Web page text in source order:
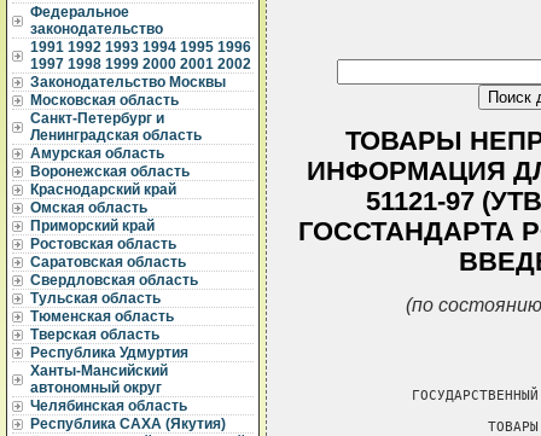
Федеральное
законодательство
1991 1992 1993 1994 1995 1996
1997 1998 1999 2000 2001 2002
Законодательство Москвы
Московская область
Санкт-Петербург и
Ленинградская область
Амурская область
Воронежская область
Краснодарский край
Омская область
Приморский край
Ростовская область
Саратовская область
Свердловская область
Тульская область
Тюменская область
Тверская область
Республика Удмуртия
Ханты-Мансийский
автономный округ
Челябинская область
Республика САХА (Якутия)
ТОВАРЫ
ИНФОРМАЦИЯ
51121-97
ГОССТАНДАРТА
(по